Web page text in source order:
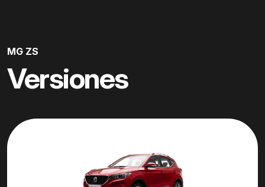
MG ZS
Versiones